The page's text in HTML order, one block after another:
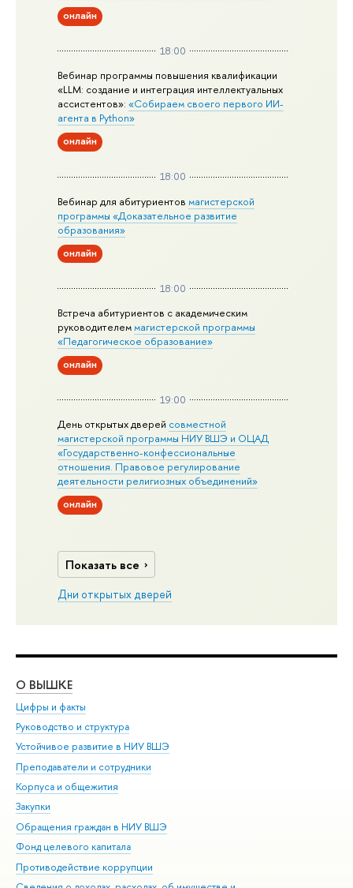
онлайн
18:00
Вебинар программы повышения квалификации
«LLM: создание и интеграция интеллектуальных
ассистентов»:«Собираем своего первого ИИ-
агента в Python»
онлайн
18:00
Вебинар для абитуриентовмагистерской
программы «Доказательное развитие
образования»
онлайн
18:00
Встреча абитуриентов с академическим
руководителеммагистерской программы
«Педагогическое образование»
онлайн
19:00
День открытых дверей совместной
магистерской программы НИУ ВШЭ и ОЦАД
«Государственно-конфессиональные
отношения. Правовое регулирование
деятельности религиозных объединений»
онлайн
Показать все
Дни открытых дверей
О ВЫШКЕ
Цифры и факты
Руководство и структура
Устойчивое развитие в НИУ ВШЭ
Преподаватели и сотрудники
Корпуса и общежития
Закупки
Обращения граждан в НИУ ВШЭ
Фонд целевого капитала
Противодействие коррупции